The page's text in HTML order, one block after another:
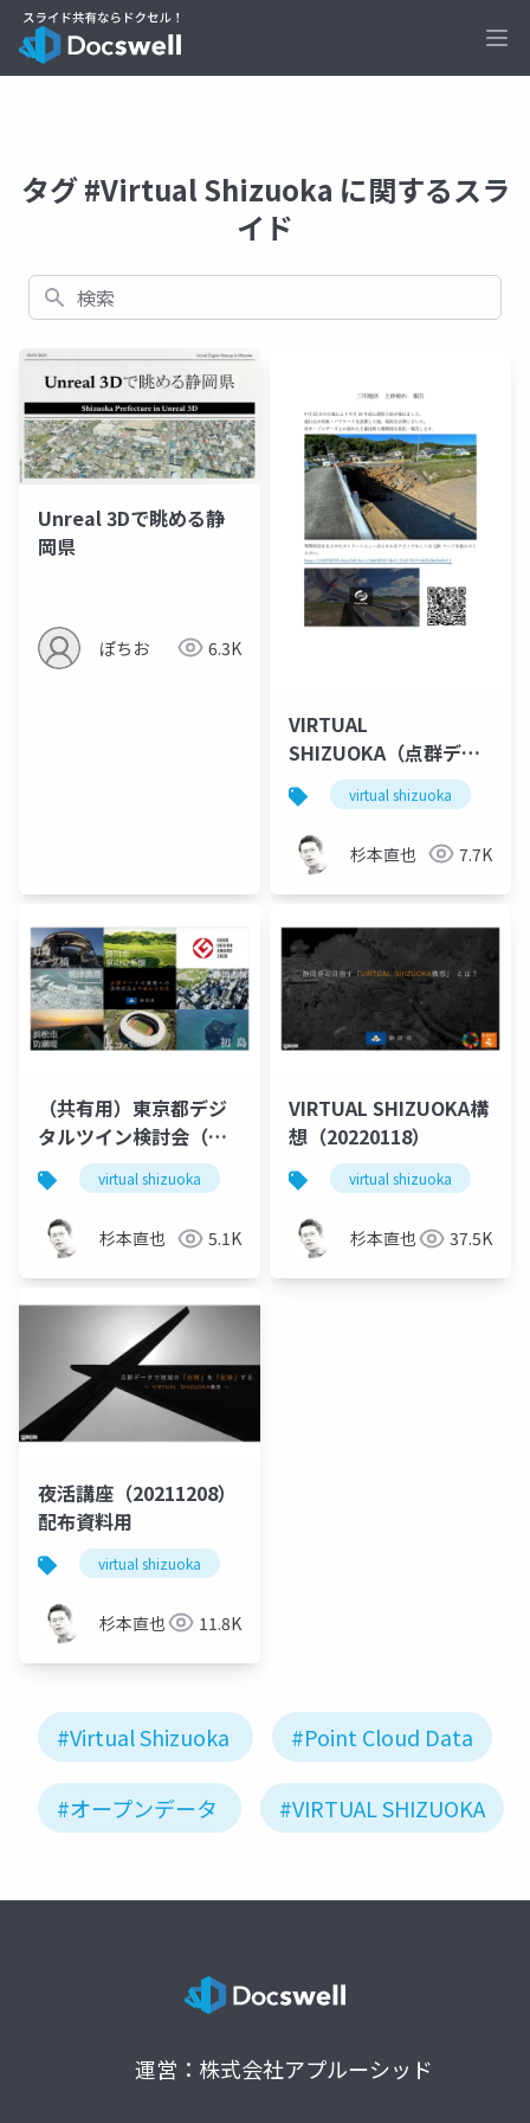
タグ #Virtual Shizuoka に関するスラ
イド
検索
Unreal 3Dで眺める静
岡県
ぽちお 6.3K
VIRTUAL
SHIZUOKA（点群デー
タを使った災害報告
例）
virtual shizuoka
杉本直也 7.7K
（共有用）東京都デジ
タルツイン検討会（静
岡県）virtual shizuoka pointcloud opendata
杉本直也 5.1K
VIRTUAL SHIZUOKA構
想（20220118）
virtual shizuoka
杉本直也 37.5K
夜活講座（20211208）
配布資料用
virtual shizuoka
杉本直也 11.8K
#Virtual Shizuoka #Point Cloud Data
#オープンデータ #VIRTUAL SHIZUOKA
運営：株式会社アプルーシッド